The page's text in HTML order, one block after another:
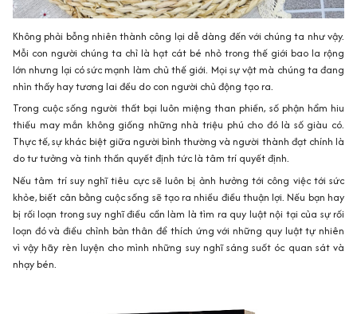
Không phải bỗng nhiên thành công lại dễ dàng đến với chúng ta như vậy.
Mỗi con người chúng ta chỉ là hạt cát bé nhỏ trong thế giới bao la rộng
lớn nhưng lại có sức mạnh làm chủ thế giới. Mọi sự vật mà chúng ta đang
nhìn thấy hay tương lai đều do con người chủ động tạo ra.
Trong cuộc sống người thất bại luôn miệng than phiền, số phận hẩm hiu
thiếu may mắn không giống những nhà triệu phú cho đó là số giàu có.
Thực tế, sự khác biệt giữa người bình thường và người thành đạt chính là
do tư tưởng và tinh thần quyết định tức là tâm trí quyết định.
Nếu tâm trí suy nghĩ tiêu cực sẽ luôn bị ảnh hưởng tới công việc tới sức
khỏe, biết cân bằng cuộc sống sẽ tạo ra nhiều điều thuận lợi. Nếu bạn hay
bị rối loạn trong suy nghĩ điều cần làm là tìm ra quy luật nội tại của sự rối
loạn đó và điều chỉnh bản thân để thích ứng với những quy luật tự nhiên
vì vậy hãy rèn luyện cho mình những suy nghĩ sáng suốt óc quan sát và
nhạy bén.